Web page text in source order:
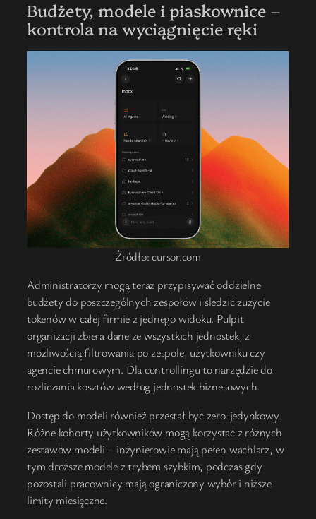
Budżety, modele i piaskownice –
kontrola na wyciągnięcie ręki
Źródło: cursor.com
Administratorzy mogą teraz przypisywać oddzielne
budżety do poszczególnych zespołów i śledzić zużycie
tokenów w całej firmie z jednego widoku. Pulpit
organizacji zbiera dane ze wszystkich jednostek, z
możliwością filtrowania po zespole, użytkowniku czy
agencie chmurowym. Dla controllingu to narzędzie do
rozliczania kosztów według jednostek biznesowych.
Dostęp do modeli również przestał być zero-jedynkowy.
Różne kohorty użytkowników mogą korzystać z różnych
zestawów modeli – inżynierowie mają pełen wachlarz, w
tym droższe modele z trybem szybkim, podczas gdy
pozostali pracownicy mają ograniczony wybór i niższe
limity miesięczne.